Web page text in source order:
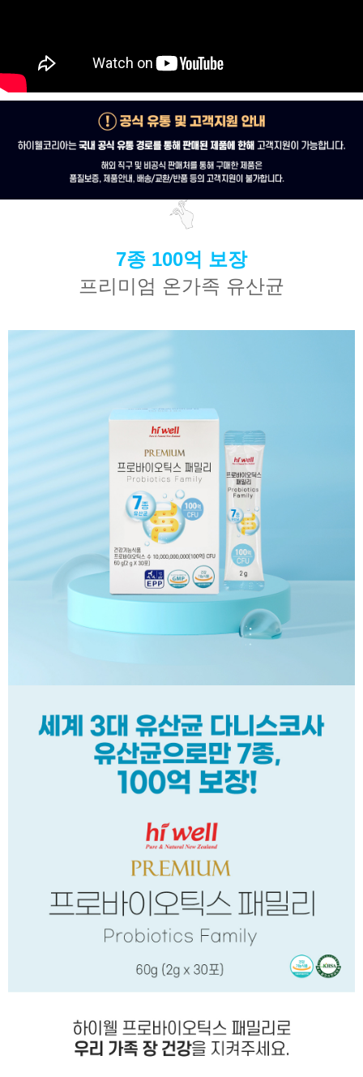
7종 100억 보장
프리미엄 온가족 유산균